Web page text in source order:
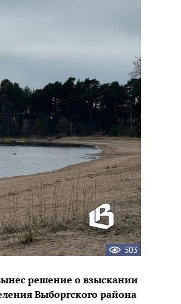
503
решение о взыскании
Выборгского района